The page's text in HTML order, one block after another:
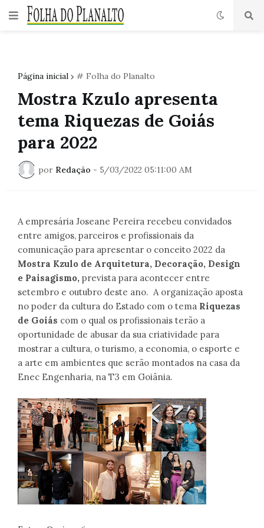
Página inicial # Folha do Planalto
Mostra Kzulo apresenta
tema Riquezas de Goiás
para 2022
por Redação - 5/03/2022 05:11:00 AM
A empresária Joseane Pereira recebeu convidados
entre amigos, parceiros e profissionais da
comunicação para apresentar o conceito 2022 da
Mostra Kzulo de Arquitetura, Decoração, Design
e Paisagismo, prevista para acontecer entre
setembro e outubro deste ano. A organização aposta
no poder da cultura do Estado com o tema Riquezas
de Goiás com o qual os profissionais terão a
oportunidade de abusar da sua criatividade para
mostrar a cultura, o turismo, a economia, o esporte e
a arte em ambientes que serão montados na casa da
Enec Engenharia, na T3 em Goiânia.